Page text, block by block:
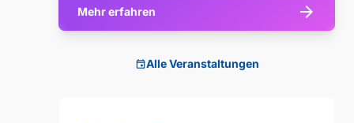
Mehr erfahren arrow_forward
eventAlle Veranstaltungen